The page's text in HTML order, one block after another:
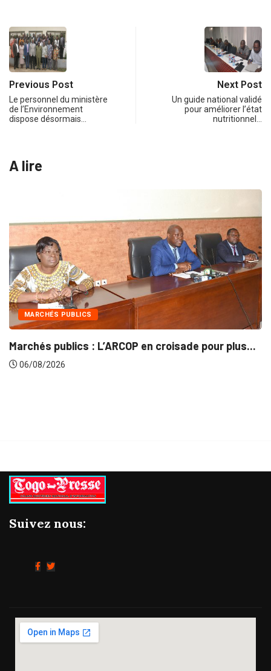
Previous Post
Le personnel du ministère
de l’Environnement
dispose désormais…
Next Post
Un guide national validé
pour améliorer l’état
nutritionnel…
A lire
en croisade pour plus...
INTÉGRATION RÉGIONALE
Gestion concertée et
Suivez nous: